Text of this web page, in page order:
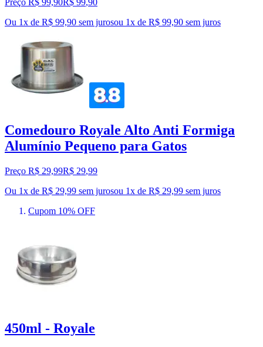
Ou 1x de R$ 99,90 sem jurosou 1x de R$ 99,90 sem juros
Comedouro Royale Alto Anti Formiga
Alumínio Pequeno para Gatos
Preço R$ 29,99R$ 29,99
Ou 1x de R$ 29,99 sem jurosou 1x de R$ 29,99 sem juros
Cupom 10% OFF
450ml - Royale